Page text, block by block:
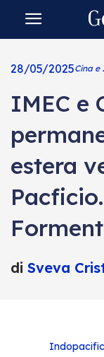
28/05/2025Cina e
IMEC e
estera
di Sveva